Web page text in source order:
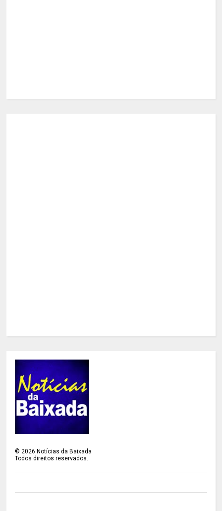
©2026 Notícias da Baixada
Todos direitos reservados.